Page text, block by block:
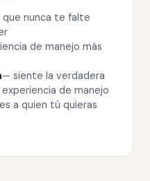
que nunca te falte
de manejo más
— siente la verdadera
experiencia de manejo
a quien tú quieras